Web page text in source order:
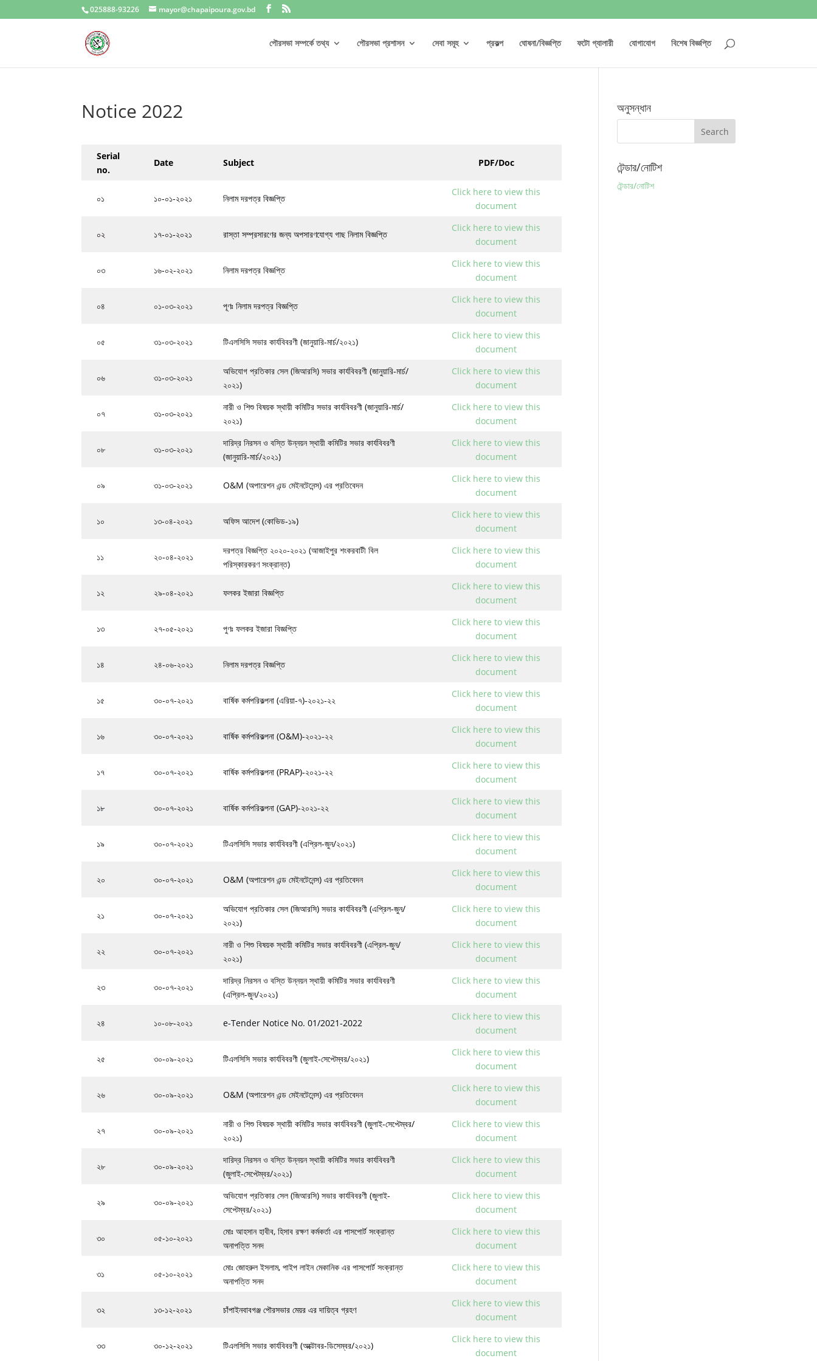
025888-93226 mayor@chapaipoura.gov.bd
পৌরসভা সম্পর্কে তথ্য পৌরসভা প্রশাসন সেবা সমূহ প্রকল্প ঘোষনা/বিজ্ঞপ্তি ফটো গ্যালারী যোগাযোগ বিশেষ বিজ্ঞপ্তি
Notice 2022
Serial
no.
Date Subject PDF/Doc
০১ ১০-০১-২০২১ নিলাম দরপত্র বিজ্ঞপ্তি
Click here to view this
document
০২ ১৭-০১-২০২১ রাস্তা সম্প্রসারণের জন্য অপসারণযোগ্য গাছ নিলাম বিজ্ঞপ্তি
Click here to view this
document
০৩ ১৬-০২-২০২১ নিলাম দরপত্র বিজ্ঞপ্তি
Click here to view this
document
০৪ ০১-০৩-২০২১ পূণঃ নিলাম দরপত্র বিজ্ঞপ্তি
Click here to view this
document
০৫ ৩১-০৩-২০২১ টিএলসিসি সভার কার্যবিবরণী (জানুয়ারি-মার্চ/২০২১)
Click here to view this
document
০৬ ৩১-০৩-২০২১
অভিযোগ প্রতিকার সেল (জিআরসি) সভার কার্যবিবরণী (জানুয়ারি-মার্চ/
২০২১)
Click here to view this
document
০৭ ৩১-০৩-২০২১
নারী ও শিশু বিষয়ক স্থায়ী কমিটির সভার কার্যবিবরণী (জানুয়ারি-মার্চ/
২০২১)
Click here to view this
document
০৮ ৩১-০৩-২০২১
দারিদ্র নিরসন ও বস্তি উন্নয়ন স্থায়ী কমিটির সভার কার্যবিবরণী
(জানুয়ারি-মার্চ/২০২১)
Click here to view this
document
০৯ ৩১-০৩-২০২১ O&M (অপারেশন এন্ড মেইনটেনেন্স) এর প্রতিবেদন
Click here to view this
document
১০ ১৩-০৪-২০২১ অফিস আদেশ(কোভিড-১৯)
Click here to view this
document
১১ ২০-০৪-২০২১
দরপত্র বিজ্ঞপ্তি ২০২০-২০২১ (আজাইপুর শংকরবাটী বিল
পরিস্কারকরণ সংক্রান্ত)
Click here to view this
document
১২ ২৯-০৪-২০২১ ফলকর ইজারা বিজ্ঞপ্তি
Click here to view this
document
১৩ ২৭-০৫-২০২১ পুণঃ ফলকর ইজারা বিজ্ঞপ্তি
Click here to view this
document
১৪ ২৪-০৬-২০২১ নিলাম দরপত্র বিজ্ঞপ্তি
Click here to view this
document
১৫ ৩০-০৭-২০২১ বার্ষিক কর্মপরিকল্পনা (এরিয়া-৭)-২০২১-২২
Click here to view this
document
১৬ ৩০-০৭-২০২১ বার্ষিক কর্মপরিকল্পনা(O&M)-২০২১-২২
Click here to view this
document
১৭ ৩০-০৭-২০২১ বার্ষিক কর্মপরিকল্পনা (PRAP)-২০২১-২২
Click here to view this
document
১৮ ৩০-০৭-২০২১ বার্ষিক কর্মপরিকল্পনা (GAP)-২০২১-২২
Click here to view this
document
১৯ ৩০-০৭-২০২১ টিএলসিসি সভার কার্যবিবরণী (এপ্রিল-জুন/২০২১)
Click here to view this
document
২০ ৩০-০৭-২০২১ O&M (অপারেশন এন্ড মেইনটেনেন্স) এর প্রতিবেদন
Click here to view this
document
২১ ৩০-০৭-২০২১
অভিযোগ প্রতিকার সেল (জিআরসি) সভার কার্যবিবরণী (এপ্রিল-জুন/
২০২১)
Click here to view this
document
২২ ৩০-০৭-২০২১
নারী ও শিশু বিষয়ক স্থায়ী কমিটির সভার কার্যবিবরণী (এপ্রিল-জুন/
২০২১)
Click here to view this
document
২৩ ৩০-০৭-২০২১
দারিদ্র নিরসন ও বস্তি উন্নয়ন স্থায়ী কমিটির সভার কার্যবিবরণী
(এপ্রিল-জুন/২০২১)
Click here to view this
document
২৪ ১০-০৮-২০২১ e-Tender Notice No. 01/2021-2022
Click here to view this
document
২৫ ৩০-০৯-২০২১ টিএলসিসি সভার কার্যবিবরণী (জুলাই-সেপ্টেম্বর/২০২১)
Click here to view this
document
২৬ ৩০-০৯-২০২১ O&M (অপারেশন এন্ড মেইনটেনেন্স) এর প্রতিবেদন
Click here to view this
document
২৭ ৩০-০৯-২০২১
নারী ও শিশু বিষয়ক স্থায়ী কমিটির সভার কার্যবিবরণী (জুলাই-সেপ্টেম্বর/
২০২১)
Click here to view this
document
২৮ ৩০-০৯-২০২১
দারিদ্র নিরসন ও বস্তি উন্নয়ন স্থায়ী কমিটির সভার কার্যবিবরণী
(জুলাই-সেপ্টেম্বর/২০২১)
Click here to view this
document
২৯ ৩০-০৯-২০২১
অভিযোগ প্রতিকার সেল (জিআরসি) সভার কার্যবিবরণী (জুলাই-
সেপ্টেম্বর/২০২১)
Click here to view this
document
৩০ ০৫-১০-২০২১
মোঃ আহসান হাবীব, হিসাব রক্ষণ কর্মকর্তা এর পাসপোর্ট সংক্রান্ত
অনাপত্তি সনদ
Click here to view this
document
৩১ ০৫-১০-২০২১
মোঃ জোহরুল ইসলাম, পাইপ লাইন মেকানিক এর পাসপোর্ট সংক্রান্ত
অনাপত্তি সনদ
Click here to view this
document
৩২ ১৩-১২-২০২১ চাঁপাইনবাবগঞ্জ পৌরসভার মেয়র এর দায়িত্ব গ্রহণ
Click here to view this
document
৩৩ ৩০-১২-২০২১ টিএলসিসি সভার কার্যবিবরণী (অক্টোবর-ডিসেম্বর/২০২১)
Click here to view this
document
অনুসন্ধান
টেন্ডার/নোটিশ
টেন্ডার/নোটিশ